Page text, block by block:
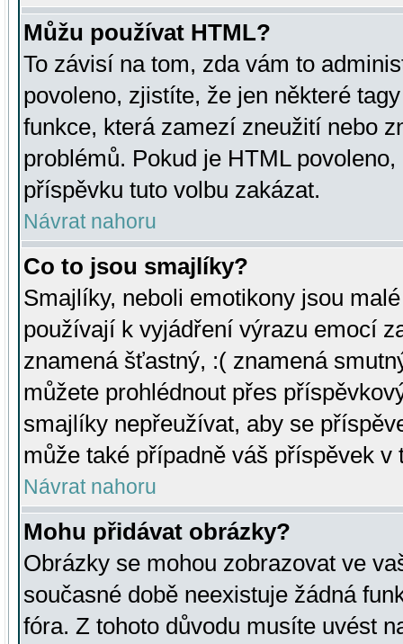
Můžu používat HTML?
To závisí na tom, zda vám to
povoleno, zjistíte, že jen některé
funkce, která zamezí zneužití nebo
problémů. Pokud je HTML
příspěvku tuto volbu zakázat.
Návrat nahoru
Co to jsou smajlíky?
Smajlíky, neboli emotikony jsou
používají k vyjádření výrazu emocí
znamená šťastný, :( znamená
můžete prohlédnout přes
smajlíky nepřeužívat, aby se
může také případně váš příspěvek v
Návrat nahoru
Mohu přidávat obrázky?
Obrázky se mohou zobrazovat ve
současné době neexistuje žádná
fóra. Z tohoto důvodu musíte uvést